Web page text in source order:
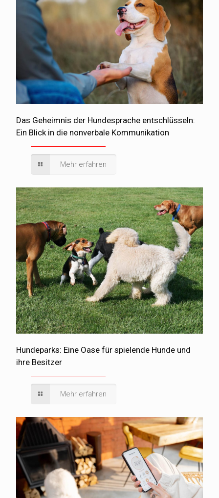
Das Geheimnis der Hundesprache entschlüsseln:
Ein Blick in die nonverbale Kommunikation
Mehr erfahren
Hundeparks: Eine Oase für spielende Hunde und
ihre Besitzer
Mehr erfahren